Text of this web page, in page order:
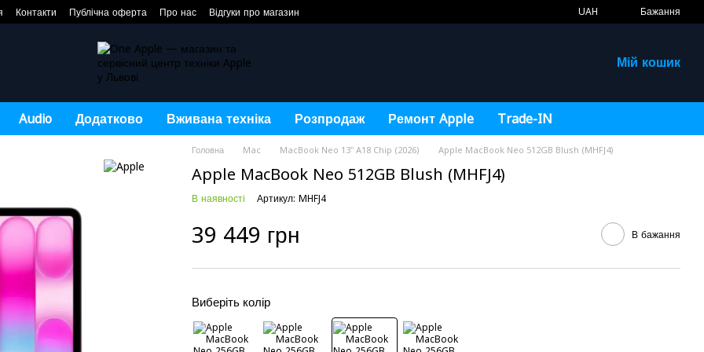
Контакти Публічна оферта Про нас Відгуки про магазин UAH Бажання
Мій кошик
Audio Додатково Вживана техніка Розпродаж Ремонт Apple Trade-IN
Головна Mac MacBook Neo 13" A18 Chip (2026) Apple MacBook Neo 512GB Blush (MHFJ4)
Apple MacBook Neo 512GB Blush (MHFJ4)
В наявності Артикул: MHFJ4
39 449 грн В бажання
Виберіть колір